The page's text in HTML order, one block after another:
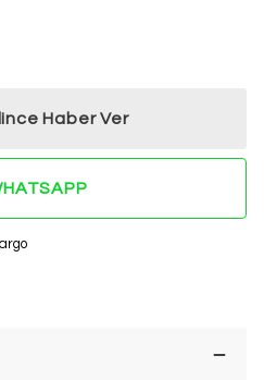
Haber Ver